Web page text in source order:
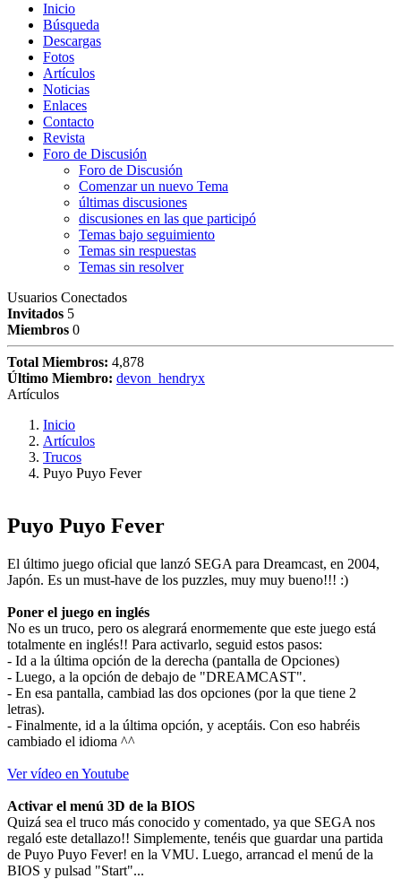
Inicio
Búsqueda
Descargas
Fotos
Artículos
Noticias
Enlaces
Contacto
Revista
Foro de Discusión
Foro de Discusión
Comenzar un nuevo Tema
últimas discusiones
discusiones en las que participó
Temas bajo seguimiento
Temas sin respuestas
Temas sin resolver
Usuarios Conectados
Invitados 5
Miembros 0
Total Miembros: 4,878
Último Miembro: devon_hendryx
Artículos
Inicio
Artículos
Trucos
Puyo Puyo Fever
Puyo Puyo Fever
El último juego oficial que lanzó SEGA para Dreamcast, en 2004,
Japón. Es un must-have de los puzzles, muy muy bueno!!! :)
Poner el juego en inglés
No es un truco, pero os alegrará enormemente que este juego está
totalmente en inglés!! Para activarlo, seguid estos pasos:
- Id a la última opción de la derecha (pantalla de Opciones)
- Luego, a la opción de debajo de "DREAMCAST".
- En esa pantalla, cambiad las dos opciones (por la que tiene 2
letras).
- Finalmente, id a la última opción, y aceptáis. Con eso habréis
cambiado el idioma ^^
Ver vídeo en Youtube
Activar el menú 3D de la BIOS
Quizá sea el truco más conocido y comentado, ya que SEGA nos
regaló este detallazo!! Simplemente, tenéis que guardar una partida
de Puyo Puyo Fever! en la VMU. Luego, arrancad el menú de la
BIOS y pulsad "Start"...